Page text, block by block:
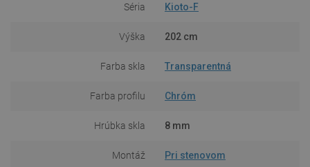
Séria Kioto-F
Výška 202 cm
Farba skla Transparentná
Farba profilu Chróm
Hrúbka skla 8 mm
Montáž Pri stenovom